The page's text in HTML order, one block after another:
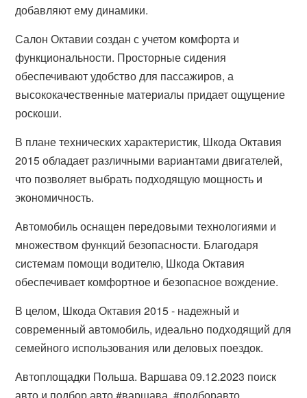
добавляют ему динамики.
Салон Октавии создан с учетом комфорта и
функциональности. Просторные сидения
обеспечивают удобство для пассажиров, а
высококачественные материалы придает ощущение
роскоши.
В плане технических характеристик, Шкода Октавия
2015 обладает различными вариантами двигателей,
что позволяет выбрать подходящую мощность и
экономичность.
Автомобиль оснащен передовыми технологиями и
множеством функций безопасности. Благодаря
системам помощи водителю, Шкода Октавия
обеспечивает комфортное и безопасное вождение.
В целом, Шкода Октавия 2015 - надежный и
современный автомобиль, идеально подходящий для
семейного использования или деловых поездок.
Автоплощадки Польша. Варшава 09.12.2023 поиск